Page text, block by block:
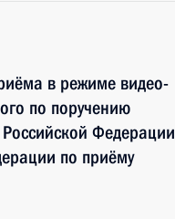
в режиме видео-
по поручению
Федерации
по приёму